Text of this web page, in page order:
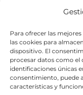
Para ofrecer las
las cookies para
dispositivo. El
procesar datos como
identificaciones únicas
consentimiento, puede
características y